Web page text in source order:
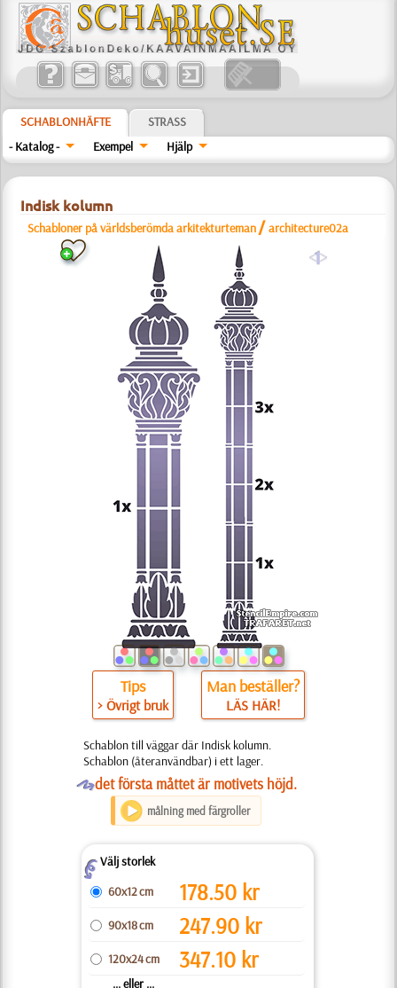
SCHABLONHÄFTE
STRASS
- Katalog -
Exempel Hjälp
Indisk kolumn
Schabloner på världsberömda arkitekturteman /architecture02a
a
Tips
> Övrigt bruk
Man beställer?
LÄS HÄR!
Schablon till väggar där Indisk kolumn.
Schablon (återanvändbar) i ett lager.
Odet första måttet är motivets höjd.
målning med färgroller
ZVälj storlek
60x12 cm
178.50 kr
90x18 cm 247.90 kr
120x24 cm 347.10 kr
... eller ...